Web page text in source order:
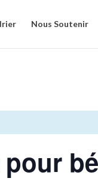
Nous Soutenir